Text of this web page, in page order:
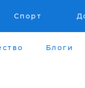
Спорт
Блоги